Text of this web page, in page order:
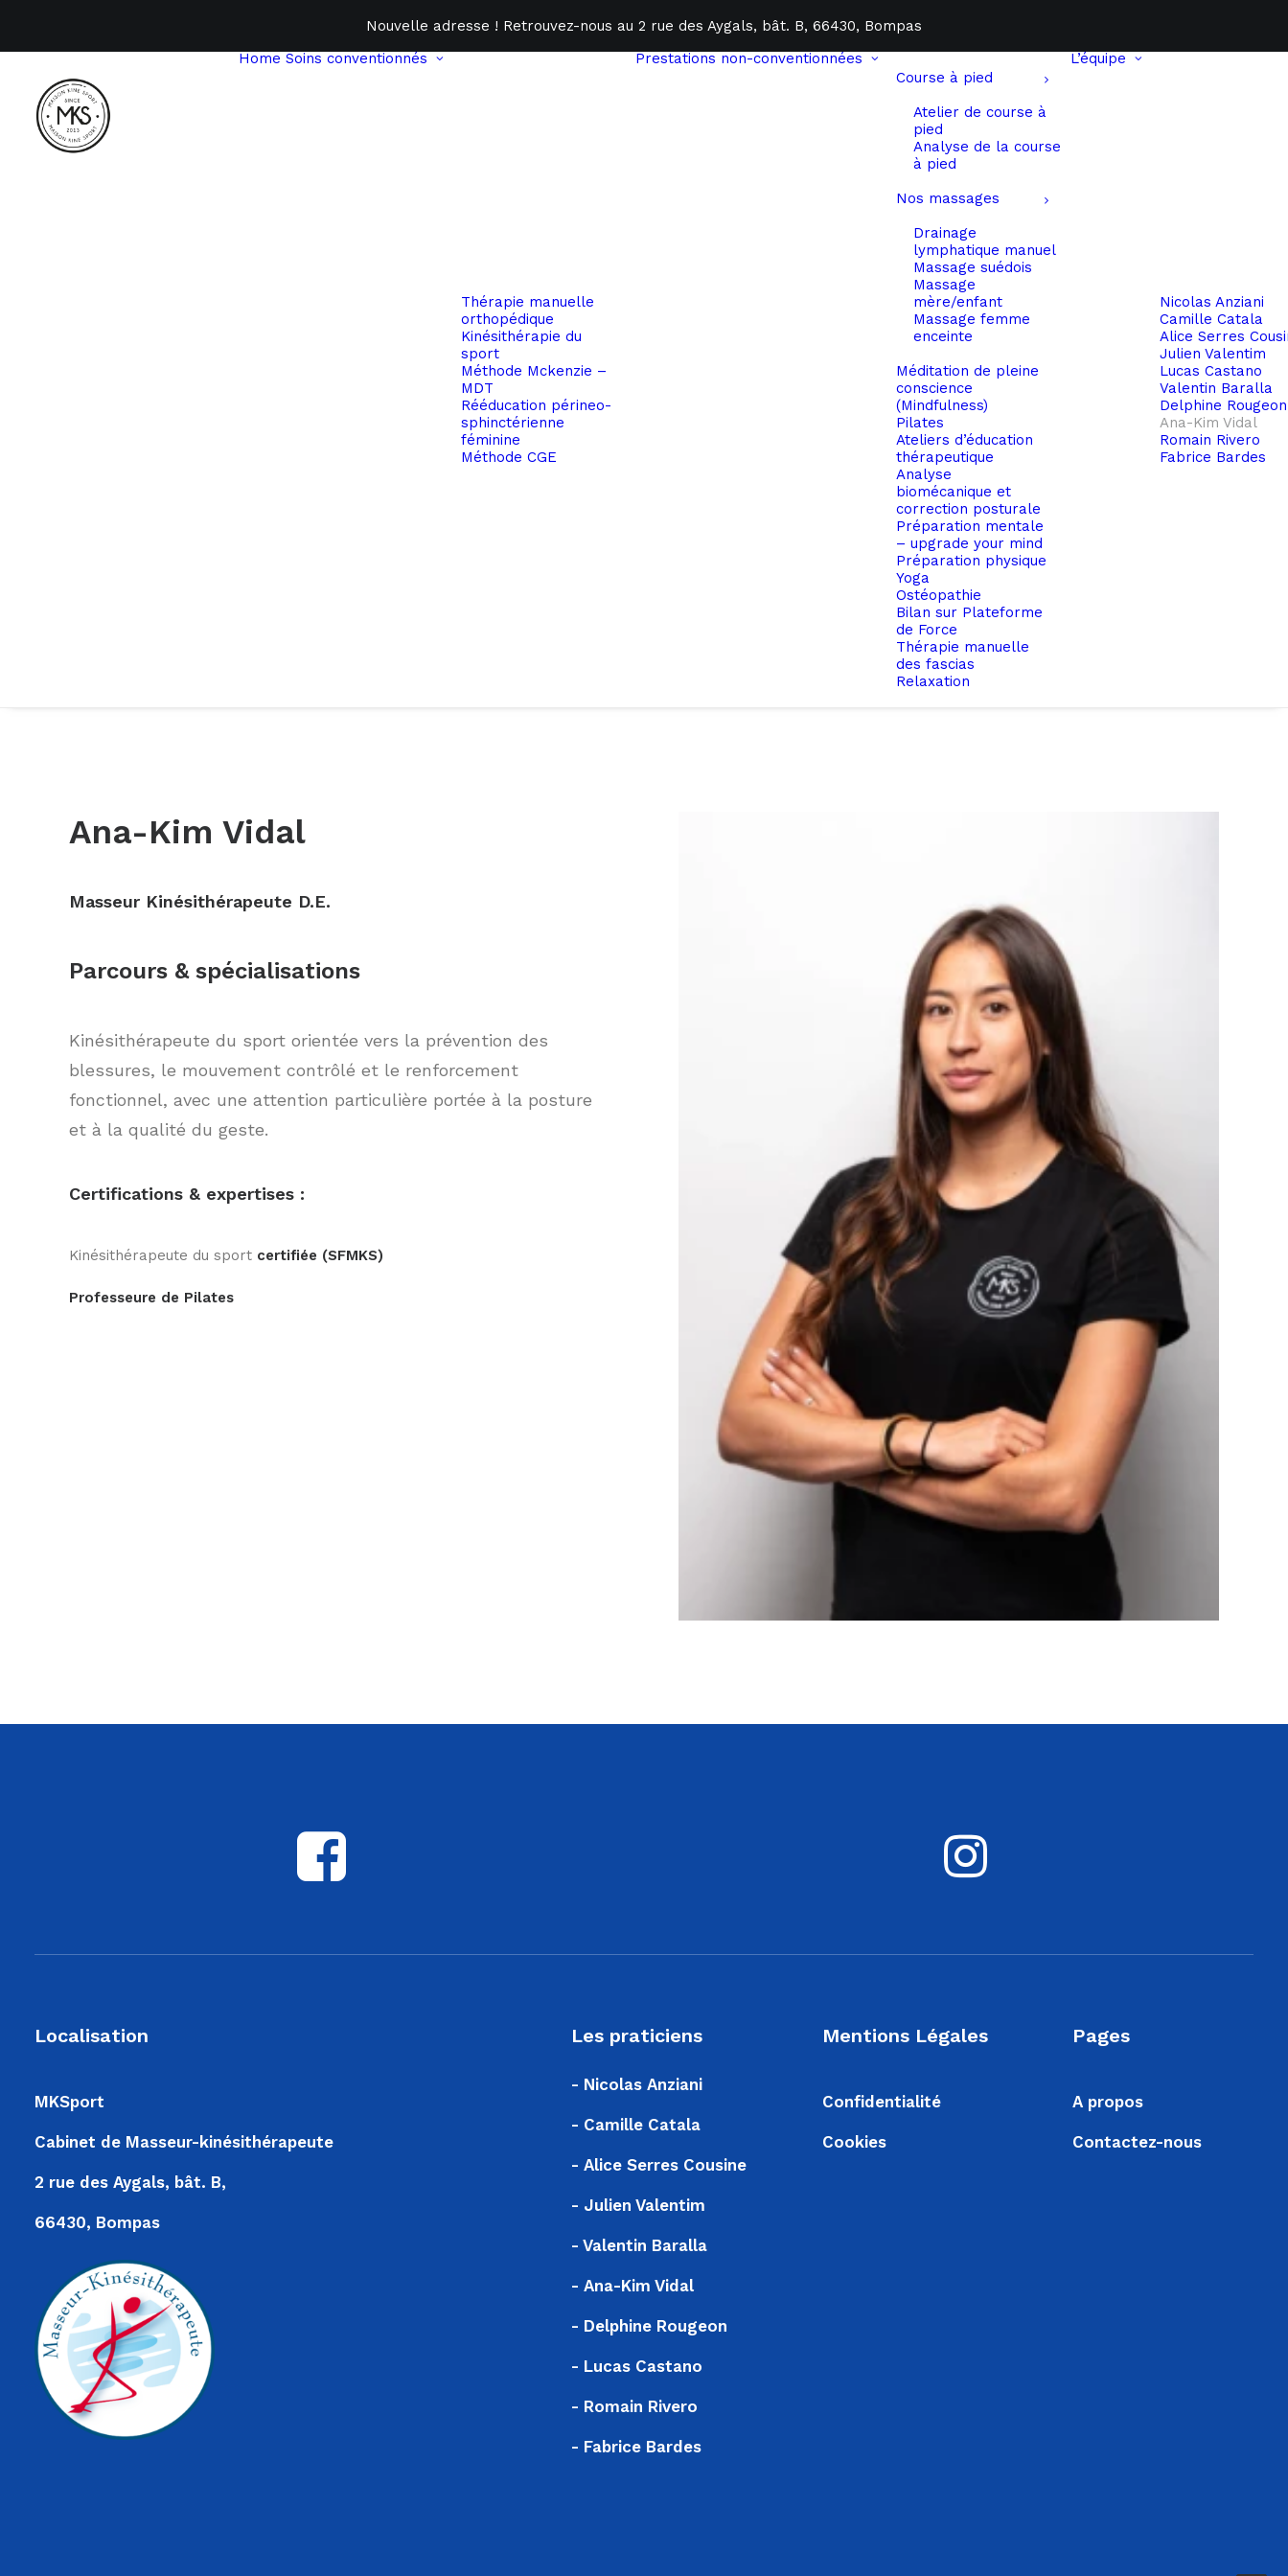
Nouvelle adresse ! Retrouvez-nous au 2 rue des Aygals, bât. B, 66430, Bompas
Home Soins conventionnés
Thérapie manuelle
orthopédique
Kinésithérapie du
sport
Méthode Mckenzie –
MDT
Rééducation périneo-
sphinctérienne
féminine
Méthode CGE
Prestations non-conventionnées
Course à pied
Atelier de course à
pied
Analyse de la course
à pied
Nos massages
Drainage
lymphatique manuel
Massage suédois
Massage
mère/enfant
Massage femme
enceinte
Méditation de pleine
conscience
(Mindfulness)
Pilates
Ateliers d’éducation
thérapeutique
Analyse
biomécanique et
correction posturale
Préparation mentale
– upgrade your mind
Préparation physique
Yoga
Ostéopathie
Bilan sur Plateforme
de Force
Thérapie manuelle
des fascias
Relaxation
L’équipe
Nicolas Anziani
Camille Catala
Alice Serres
Julien Valentim
Lucas Castano
Valentin Baralla
Delphine Rougeon
Ana-Kim Vidal
Romain Rivero
Fabrice Bardes
Ana-Kim Vidal
Masseur Kinésithérapeute D.E.
Parcours & spécialisations
Kinésithérapeute du sport orientée vers la prévention des
blessures, le mouvement contrôlé et le renforcement
fonctionnel, avec une attention particulière portée à la posture
et à la qualité du geste.
Certifications & expertises :
Kinésithérapeute du sport certifiée (SFMKS)
Professeure de Pilates
Localisation
MKSport
Cabinet de Masseur-kinésithérapeute
2 rue des Aygals, bât. B,
66430, Bompas
Les praticiens
- Nicolas Anziani
- Camille Catala
- Alice Serres Cousine
- Julien Valentim
- Valentin Baralla
- Ana-Kim Vidal
- Delphine Rougeon
- Lucas Castano
- Romain Rivero
- Fabrice Bardes
Mentions Légales
Confidentialité
Cookies
Pages
A propos
Contactez-nous